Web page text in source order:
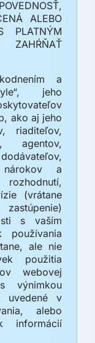
ALEBO
PLATNÝM
ZAHŔŇAŤ
a
jeho
ako aj jeho
riaditeľov,
agentov,
a
(vrátane
s vaším
používania
ale nie
použitia
webovej
výnimkou
uvedené v
alebo
informácií